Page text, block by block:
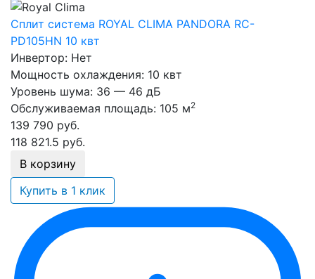
Сплит система ROYAL CLIMA PANDORA RC-
PD105HN 10 квт
Инвертор: Нет
Мощность охлаждения: 10 квт
Уровень шума: 36 — 46 дБ
Обслуживаемая площадь: 105 м2
139 790 руб.
118 821.5 руб.
В корзину
Купить в 1 клик